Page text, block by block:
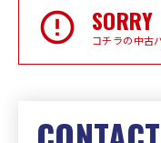
SORRY
コチラの中古